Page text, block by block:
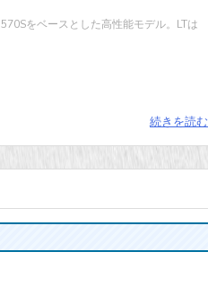
をベースとした高性能モデル。LTは
続きを読む